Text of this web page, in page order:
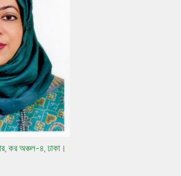
কর অঞ্চল-৪, ঢাকা।